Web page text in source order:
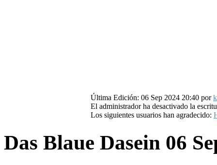
Última Edición: 06 Sep 2024 20:40 por
El administrador ha desactivado la
Los siguientes usuarios han agradecido:
Das Blaue Dasein 06